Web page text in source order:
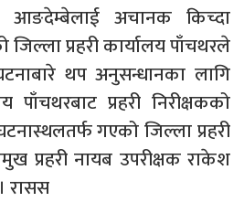
आङदेम्बेलाई अचानक किच्दा
प्रहरी कार्यालय पाँचथरले
थप अनुसन्धानका लागि
पाँचथरबाट प्रहरी निरीक्षकको
गएको जिल्ला प्रहरी
प्रहरी नायब उपरीक्षक राकेश
रासस